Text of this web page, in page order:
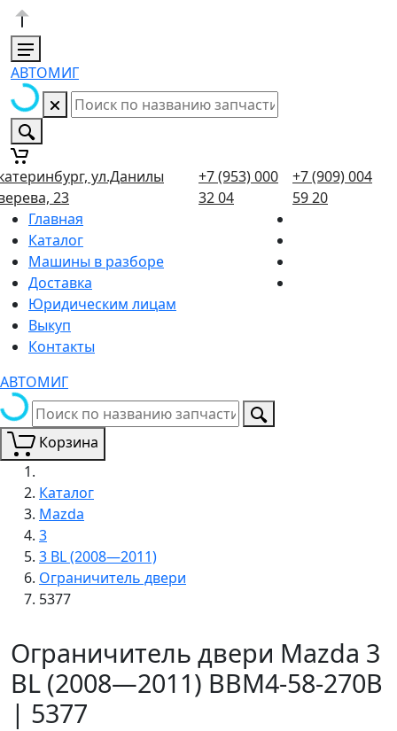
АВТОМИГ
ул.Данилы
23
+7 (953) 000
32 04
+7 (909) 004
59 20
Главная
Каталог
Машины в разборе
Доставка
Юридическим лицам
Выкуп
Контакты
АВТОМИГ
Корзина
Каталог
Mazda
3
3 BL (2008—2011)
Ограничитель двери
5377
Ограничитель двери Mazda 3
BL (2008—2011) BBM4-58-270B
| 5377